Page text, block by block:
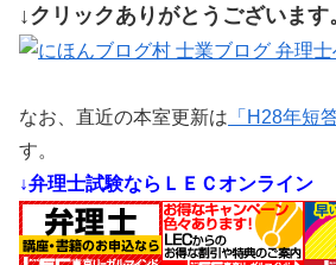
↓クリックありがとうございます
なお、直近の本室更新は 「H28年短
す。
↓弁理士試験ならＬＥＣオンライン